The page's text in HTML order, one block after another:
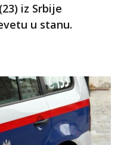
iz Srbije
u stanu.